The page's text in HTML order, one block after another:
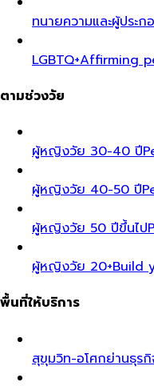
ทนายความและผู้ประ
LGBTQ+Affirming
ตามช่วงวัย
ผู้หญิงวัย 30-40 ปี
ผู้หญิงวัย 40-50 ปี
ผู้หญิงวัย 50 ปีขึ้นไป
ผู้หญิงวัย 20+Build
พื้นที่ให้บริการ
สุขุมวิท-อโศกย่านธุร